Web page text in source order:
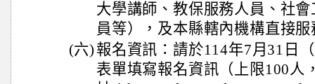
大學講師、教保服務人員、社
員等），及本縣轄內機構直接
(六) 報名資訊：請於114年7月31日
表單填寫報名資訊（上限100人